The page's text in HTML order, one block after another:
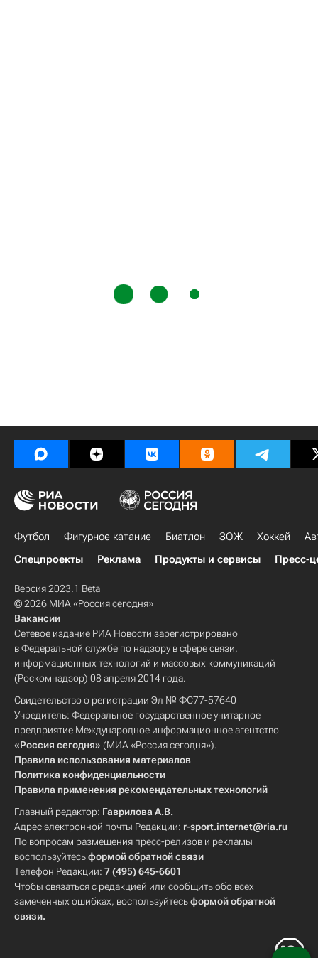
Футбол Фигурное катание Биатлон ЗОЖ Хоккей
Спецпроекты
Реклама Продукты и сервисы Пресс-
Версия 2023.1 Beta
© 2026 МИА «Россия сегодня»
Вакансии
Сетевое издание РИА Новости зарегистрировано
в Федеральной службе по надзору в сфере связи,
информационных технологий и массовых коммуникаций
(Роскомнадзор) 08 апреля 2014 года.
Свидетельство о регистрации Эл № ФС77-57640
Учредитель: Федеральное государственное унитарное
предприятие Международное информационное агентство
«Россия сегодня» (МИА «Россия сегодня»).
Правила использования материалов
Политика конфиденциальности
Правила применения рекомендательных технологий
Главный редактор: Гаврилова А.В.
Адрес электронной почты Редакции: r-sport.internet@ria.ru
По вопросам размещения пресс-релизов и рекламы
воспользуйтесьформой обратной связи
Телефон Редакции: 7 (495) 645-6601
Чтобы связаться с редакцией или сообщить обо всех
замеченных ошибках, воспользуйтесьформой обратной
связи.